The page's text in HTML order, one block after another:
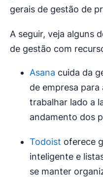
gerais de gestão de
A seguir, veja alguns
de gestão com
Asana cuida da
de empresa para
trabalhar lado a
andamento dos
Todoist oferece
inteligente e
se manter